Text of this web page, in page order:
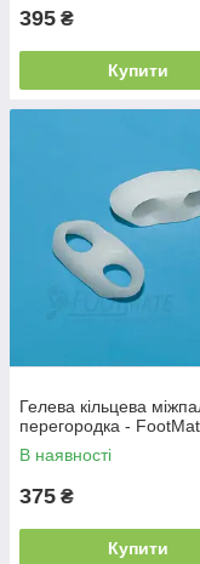
395 ₴
Купити
Гелева кільцева
перегородка -
В наявності
375 ₴
Купити